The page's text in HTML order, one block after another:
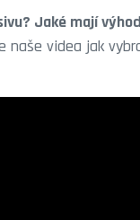
Jaké mají
naše videa jak